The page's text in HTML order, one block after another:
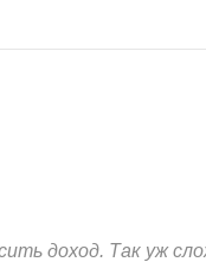
доход. Так уж